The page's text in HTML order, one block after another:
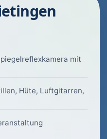
mit
Hüte, Luftgitarren,